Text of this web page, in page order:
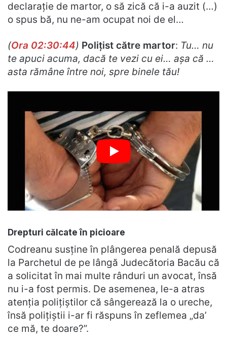
declarație de martor, o să zică că i-a auzit (…)
o spus bă, nu ne-am ocupat noi de el…
(Ora 02:30:44) Polițist către martor: Tu… nu
te apuci acuma, dacă te vezi cu ei… așa că …
asta rămâne între noi, spre binele tău!
Drepturi călcate în picioare
Codreanu susține în plângerea penală depusă
la Parchetul de pe lângă Judecătoria Bacău că
a solicitat în mai multe rânduri un avocat, însă
nu i-a fost permis. De asemenea, le-a atras
atenția polițiștilor că sângerează la o ureche,
însă polițiștii i-ar fi răspuns în zeflemea „da’
ce mă, te doare?”.